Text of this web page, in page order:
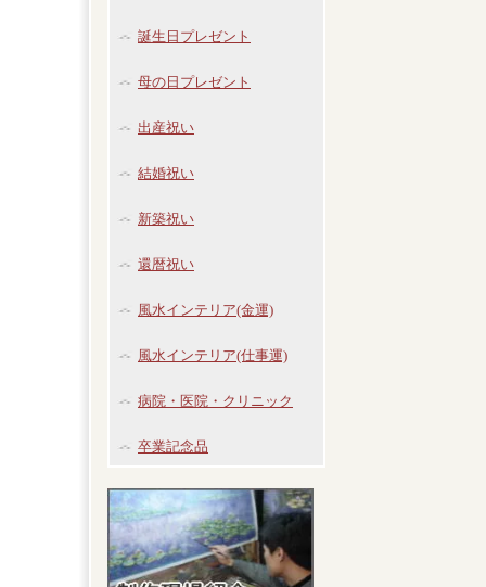
誕生日プレゼント
母の日プレゼント
出産祝い
結婚祝い
新築祝い
還暦祝い
風水インテリア(金運)
風水インテリア(仕事運)
病院・医院・クリニック
卒業記念品